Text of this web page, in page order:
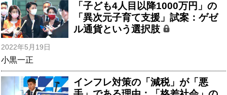
「子ども4人目以降1000万円」の
「異次元子育て支援」試案：ゲゼ
ル通貨という選択肢
2022年5月19日
小黒一正
インフレ対策の「減税」が「悪